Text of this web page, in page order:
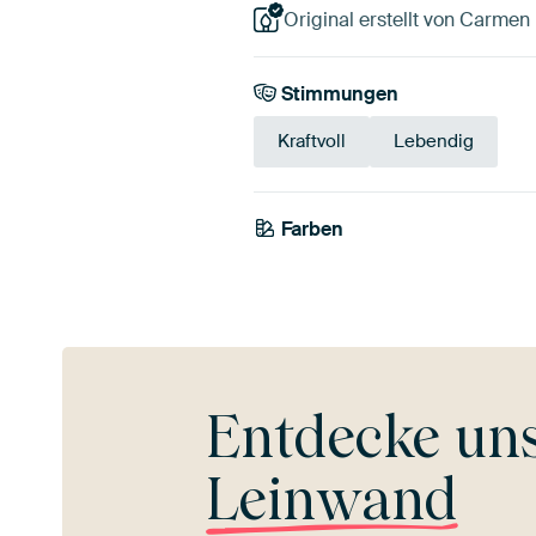
Original erstellt von Carmen
Stimmungen
Kraftvoll Lebendig
Farben
Braun
Entdecke
Leinwand